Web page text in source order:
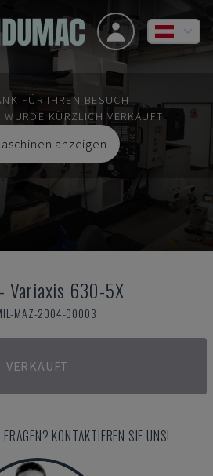
FÜR IHREN BESUCH
KÜRZLICH VERKAUFT.
anzeigen
- Variaxis 630-5X
MAZ-2004-00003
VERKAUFT
KONTAKTIEREN SIE UNS!